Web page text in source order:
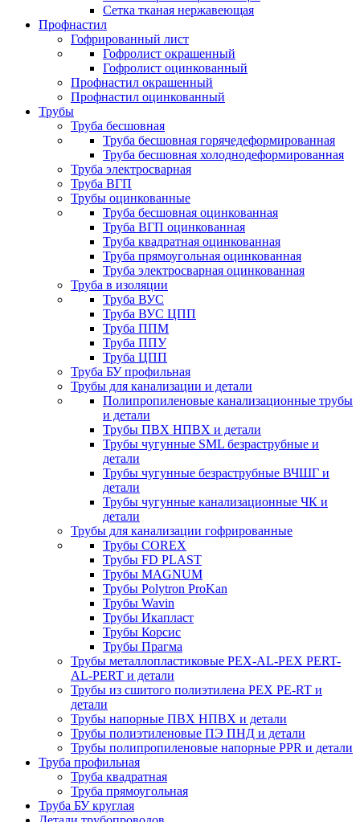
Сетка тканая нержавеющая
Профнастил
Гофрированный лист
Гофролист окрашенный
Гофролист оцинкованный
Профнастил окрашенный
Профнастил оцинкованный
Трубы
Труба бесшовная
Труба бесшовная горячедеформированная
Труба бесшовная холоднодеформированная
Труба электросварная
Труба ВГП
Трубы оцинкованные
Труба бесшовная оцинкованная
Труба ВГП оцинкованная
Труба квадратная оцинкованная
Труба прямоугольная оцинкованная
Труба электросварная оцинкованная
Труба в изоляции
Труба ВУС
Труба ВУС ЦПП
Труба ППМ
Труба ППУ
Труба ЦПП
Труба БУ профильная
Трубы для канализации и детали
Полипропиленовые канализационные трубы
и детали
Трубы ПВХ НПВХ и детали
Трубы чугунные SML безраструбные и
детали
Трубы чугунные безраструбные ВЧШГ и
детали
Трубы чугунные канализационные ЧК и
детали
Трубы для канализации гофрированные
Трубы COREX
Трубы FD PLAST
Трубы MAGNUM
Трубы Polytron ProKan
Трубы Wavin
Трубы Икапласт
Трубы Корсис
Трубы Прагма
Трубы металлопластиковые PEX-AL-PEX PERT-
AL-PERT и детали
Трубы из сшитого полиэтилена PEX PE-RT и
детали
Трубы напорные ПВХ НПВХ и детали
Трубы полиэтиленовые ПЭ ПНД и детали
Трубы полипропиленовые напорные PPR и детали
Труба профильная
Труба квадратная
Труба прямоугольная
Труба БУ круглая